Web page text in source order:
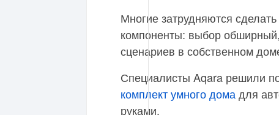
Многие затрудняются
компоненты: выбор
сценариев в собственном
Специалисты Aqara решили
комплект умного домадля
руками.